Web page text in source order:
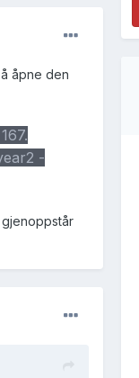
åpne den
-